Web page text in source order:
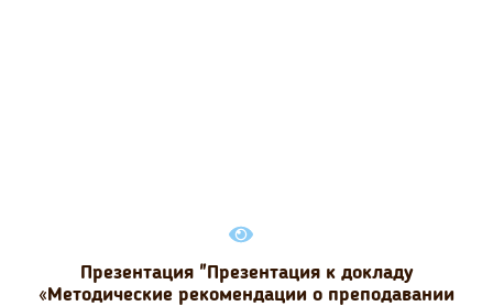
Презентация "Презентация к докладу
«Методические рекомендации о преподавании